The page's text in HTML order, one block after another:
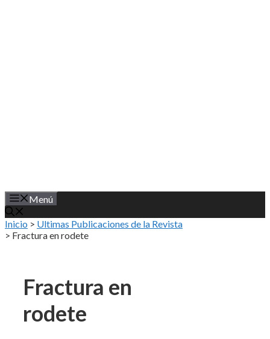
Menú
Inicio > Ultimas Publicaciones de la Revista
> Fractura en rodete
Fractura en
rodete